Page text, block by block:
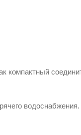
компактный
водоснабжения.